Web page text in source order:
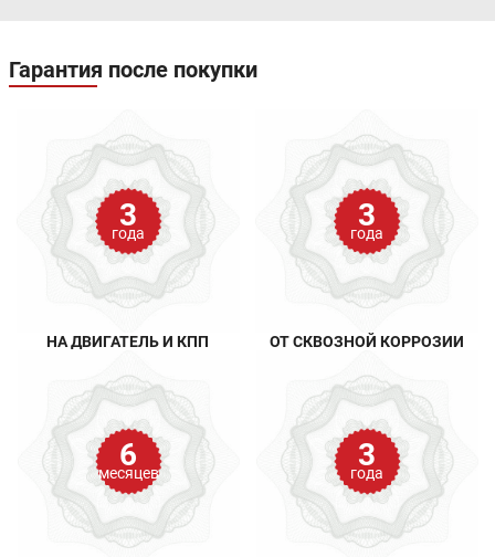
Гарантия после покупки
3
года
НА ДВИГАТЕЛЬ И КПП
3
года
ОТ СКВОЗНОЙ КОРРОЗИИ
6
месяцев 3
года